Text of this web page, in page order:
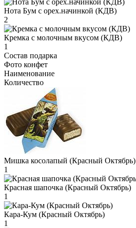
Нота Бум с орех.начинкой (КДВ)
2
Кремка с молочным вкусом (КДВ)
1
Состав подарка
Фото конфет
Наименование
Количество
Мишка косолапый (Красный Октябрь)
1
Красная шапочка (Красный Октябрь)
1
Кара-Кум (Красный Октябрь)
1